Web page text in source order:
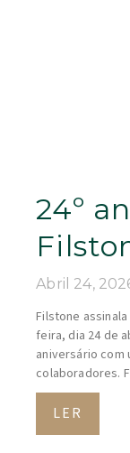
24º
Abril 24,
Filstone
feira, dia 24 de
aniversário com
colaboradores.
LER